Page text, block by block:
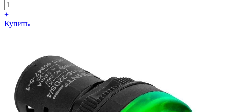
+
Купить